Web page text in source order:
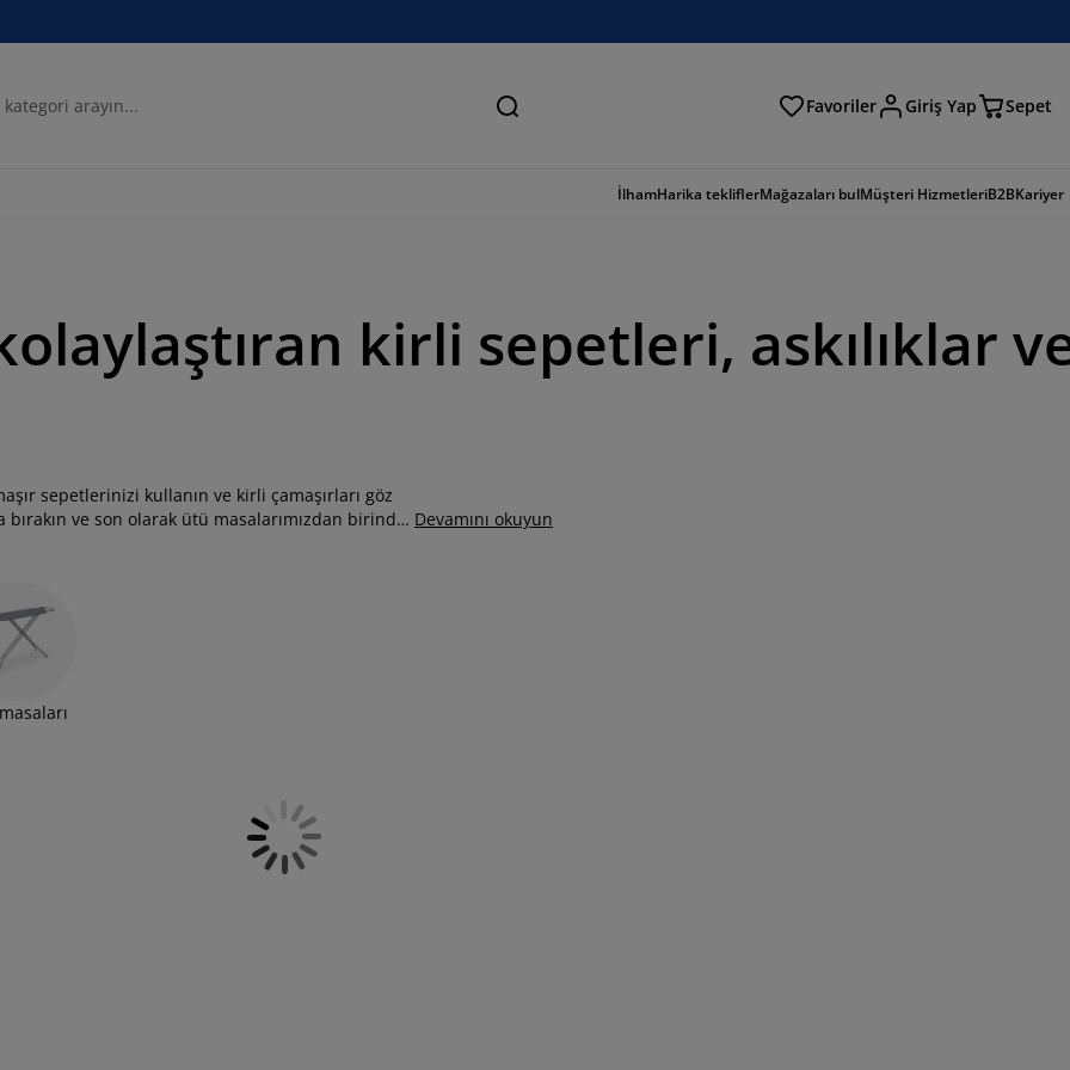
Ara Favoriler Giriş Yap Sepet
İlhamHarika tekliflerMağazaları bulMüşteri HizmetleriB2BKariyer
kirli sepetleri, askılıklar
sepetlerinizi kullanın ve kirli çamaşırları göz
bırakın ve son olarak ütü masalarımızdan birinde
günlerini kolaylaştırın.
Devamını okuyun